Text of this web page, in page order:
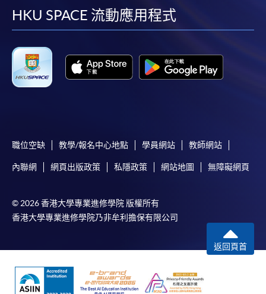
快與 閣下聯絡。
程/科目只可提交一次申請。
在網上報名過程中，付款成功後，網頁將顯示付款
確認。另外，確認電子郵件亦會發送到 閣下的電
如須甄選入學，則正式收據並不可作為 閣下已獲
取錄的證明。學院將在截止報名日期後儘快通知申
學費。
本學院為學院開設的其中一些課程提供在線服務的平台。雖然
facebook
youtube
linkedin
HKU SPACE 流動應用程式
職位空缺 教學/報名中心地點 學員網站 教師網站
內聯網 網頁出版政策 私隱政策 網站地圖 無障礙網頁
© 2026 香港大學專業進修學院 版權所有
香港大學專業進修學院乃非牟利擔保有限公司
返回頁首